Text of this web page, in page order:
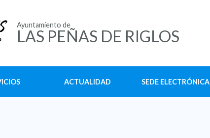
Ayuntamiento de
LAS PEÑAS DE RIGLOS
ACTUALIDAD SEDE ELECTRÓNICA